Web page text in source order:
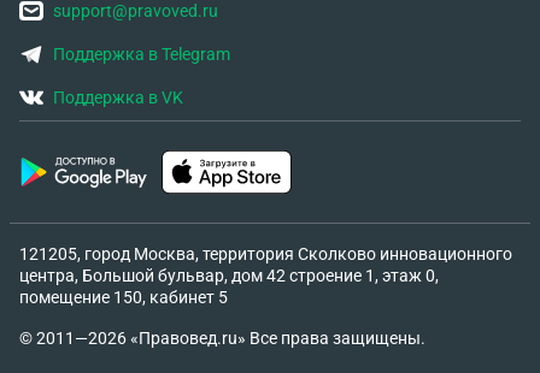
support@pravoved.ru
Поддержка в Telegram
Поддержка в VK
121205, город Москва, территория Сколково инновационного
центра, Большой бульвар, дом 42 строение 1, этаж 0,
помещение 150, кабинет 5
© 2011—2026 «Правовед.ru» Все права защищены.